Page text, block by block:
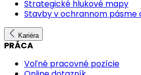
Strategické hlukové mapy
Stavby v ochrannom pásme
Kariéra
PRÁCA
Voľné pracovné pozície